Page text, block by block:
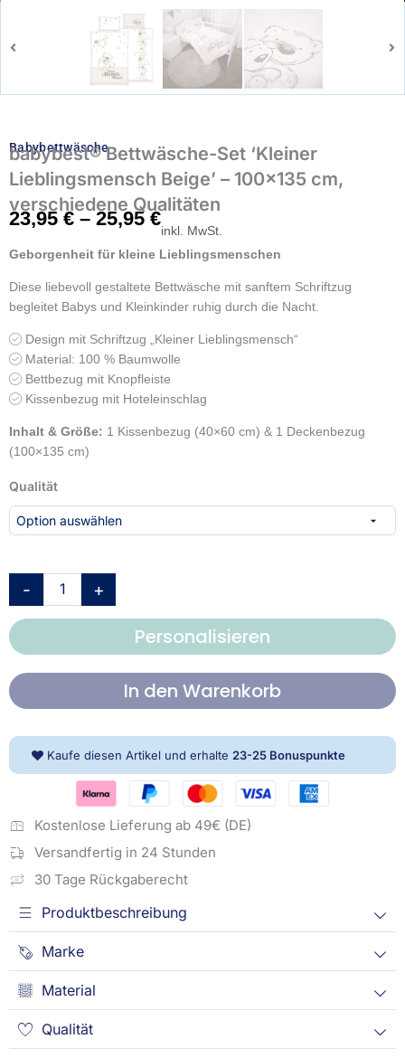
Babybettwäsche
babybest® Bettwäsche-Set ‘Kleiner
Lieblingsmensch Beige’ – 100×135 cm,
verschiedene Qualitäten
23,95€–25,95€
inkl. MwSt.
Geborgenheit für kleine Lieblingsmenschen
Diese liebevoll gestaltete Bettwäsche mit sanftem Schriftzug
begleitet Babys und Kleinkinder ruhig durch die Nacht.
Design mit Schriftzug „Kleiner Lieblingsmensch“
Material: 100 % Baumwolle
Bettbezug mit Knopfleiste
Kissenbezug mit Hoteleinschlag
Inhalt & Größe: 1 Kissenbezug (40×60 cm) & 1 Deckenbezug
(100×135 cm)
Qualität
-
babybest®
Bettwäsche-
Set
100x135
cm,
Qualitäten
Menge
+
Personalisieren
In den Warenkorb
Kaufe diesen Artikel und erhalte 23-25 Bonuspunkte
Kostenlose Lieferung ab 49€ (DE)
Versandfertig in 24 Stunden
30 Tage Rückgaberecht
Produktbeschreibung
Marke
Material
Qualität